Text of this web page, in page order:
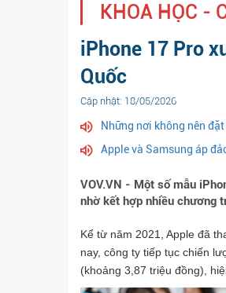
KHOA HỌC -
iPhone 17 Pro
Quốc
Cập nhật: 18/05/2026
Những nơi không nên
Apple và Samsung áp
VOV.VN - Một số mẫu
nhờ kết hợp nhiều chương
Kể từ năm 2021, Apple đã
nay, công ty tiếp tục chiến
(khoảng 3,87 triệu đồng),